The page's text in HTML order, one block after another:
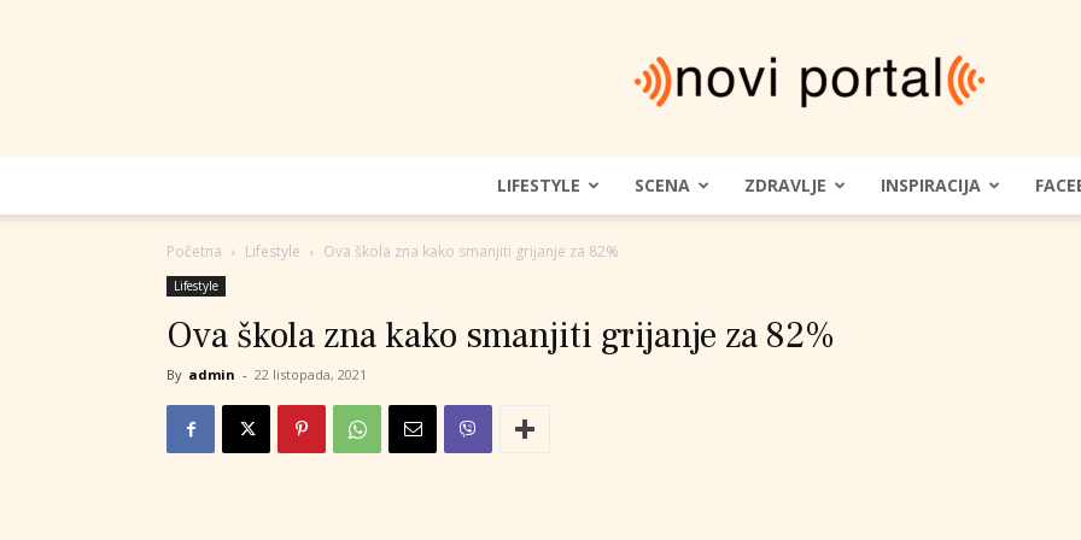
Novi
Portal
LIFESTYLE SCENA ZDRAVLJE INSPIRACIJA
Početna Lifestyle Ova škola zna kako smanjiti grijanje za 82%
Lifestyle
Ova škola zna kako smanjiti grijanje za 82%
By admin - 22 listopada, 2021